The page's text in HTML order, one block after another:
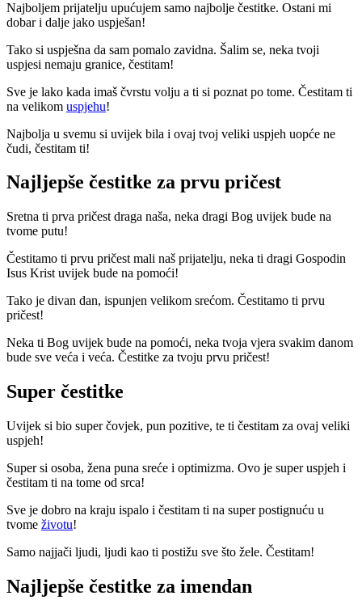
Najboljem prijatelju upućujem samo najbolje čestitke. Ostani mi
dobar i dalje jako uspješan!
Tako si uspješna da sam pomalo zavidna. Šalim se, neka tvoji
uspjesi nemaju granice, čestitam!
Sve je lako kada imaš čvrstu volju a ti si poznat po tome. Čestitam ti
na velikom uspjehu!
Najbolja u svemu si uvijek bila i ovaj tvoj veliki uspjeh uopće ne
čudi, čestitam ti!
Najljepše čestitke za prvu pričest
Sretna ti prva pričest draga naša, neka dragi Bog uvijek bude na
tvome putu!
Čestitamo ti prvu pričest mali naš prijatelju, neka ti dragi Gospodin
Isus Krist uvijek bude na pomoći!
Tako je divan dan, ispunjen velikom srećom. Čestitamo ti prvu
pričest!
Neka ti Bog uvijek bude na pomoći, neka tvoja vjera svakim danom
bude sve veća i veća. Čestitke za tvoju prvu pričest!
Super čestitke
Uvijek si bio super čovjek, pun pozitive, te ti čestitam za ovaj veliki
uspjeh!
Super si osoba, žena puna sreće i optimizma. Ovo je super uspjeh i
čestitam ti na tome od srca!
Sve je dobro na kraju ispalo i čestitam ti na super postignuću u
tvome životu!
Samo najjači ljudi, ljudi kao ti postižu sve što žele. Čestitam!
Najljepše čestitke za imendan